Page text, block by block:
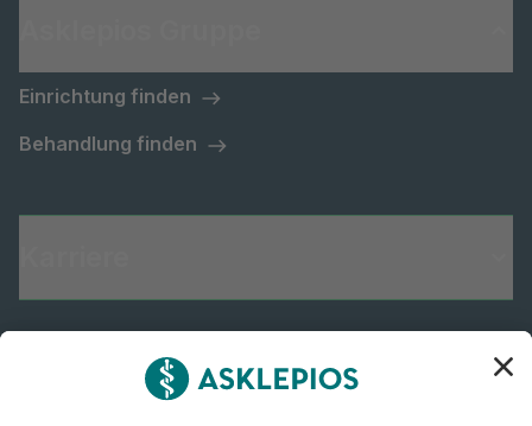
Einrichtung finden
Behandlung finden
Informiert bleiben